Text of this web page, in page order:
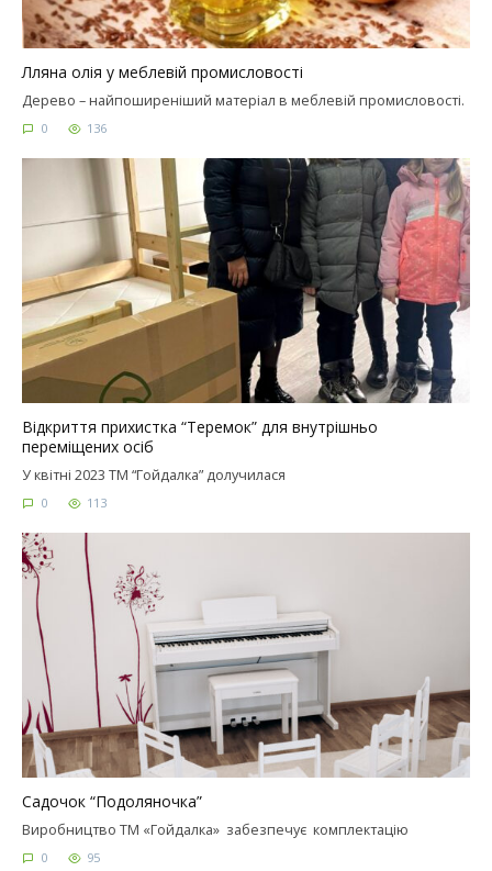
Лляна олія у меблевій промисловості
Дерево – найпоширеніший матеріал в меблевій промисловості.
0 136
Відкриття прихистка “Теремок” для внутрішньо
переміщених осіб
У квітні 2023 ТМ “Гойдалка” долучилася
0 113
Садочок “Подоляночка”
Виробництво ТМ «Гойдалка» забезпечує комплектацію
0 95